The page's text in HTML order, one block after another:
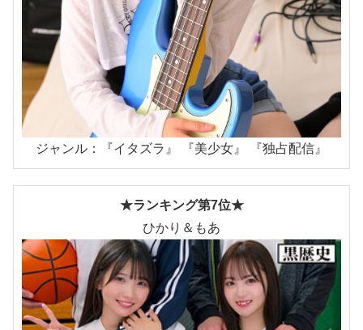
ジャンル：『イタズラ』 『美少女』 『独占配信』
★ランキング第7位★
ひかり＆もあ